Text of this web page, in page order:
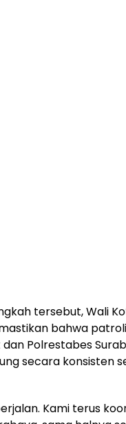
tersebut, Wali
bahwa
Polrestabes
secara konsisten
Kami terus